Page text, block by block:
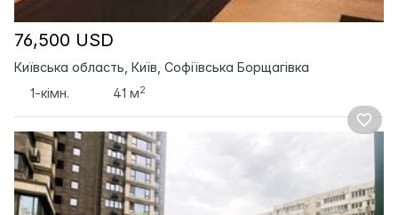
76,500 USD
Київська область, Київ, Софіївська Борщагівка
1-кімн.
41 м2